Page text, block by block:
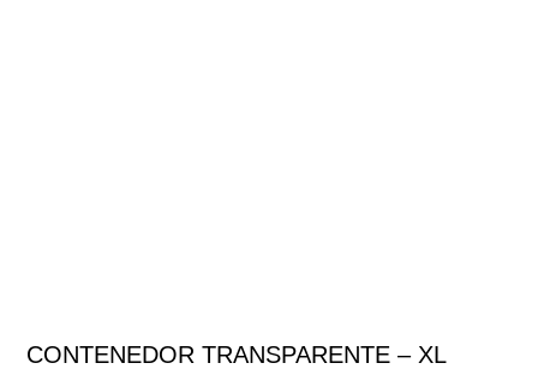
CONTENEDOR TRANSPARENTE – XL